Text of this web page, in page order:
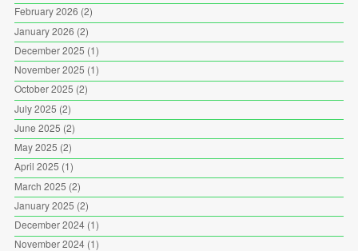
February 2026 (2)
January 2026 (2)
December 2025 (1)
November 2025 (1)
October 2025 (2)
July 2025 (2)
June 2025 (2)
May 2025 (2)
April 2025 (1)
March 2025 (2)
January 2025 (2)
December 2024(1)
November 2024(1)